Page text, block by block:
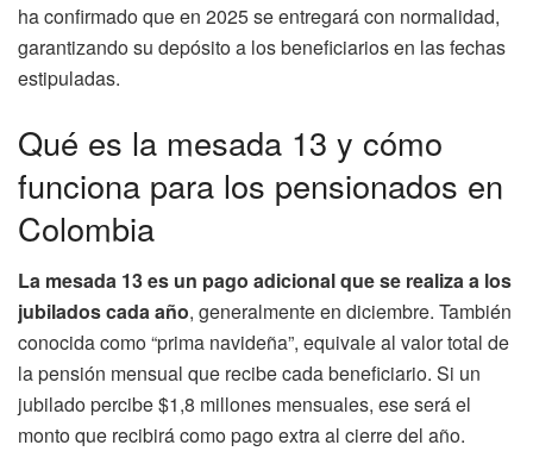
ha confirmado que en 2025 se entregará con normalidad,
garantizando su depósito a los beneficiarios en las fechas
estipuladas.
Qué es la mesada 13 y cómo
funciona para los pensionados en
Colombia
La mesada 13 es un pago adicional que se realiza a los
jubilados cada año, generalmente en diciembre. También
conocida como “prima navideña”, equivale al valor total de
la pensión mensual que recibe cada beneficiario. Si un
jubilado percibe $1,8 millones mensuales, ese será el
monto que recibirá como pago extra al cierre del año.